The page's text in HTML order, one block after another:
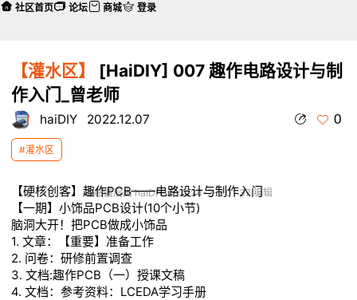
【灌水区】
[HaiDIY] 007 趣作电路设计与制
作入门_曾老师
haiDIY 2022.12.07 0
#灌水区
本帖最后由 haiDIY 于 2024-2-2 01:37 编辑
【硬核创客】趣作PCB——电路设计与制作入门
【一期】小饰品PCB设计(10个小节)
脑洞大开！把PCB做成小饰品
1.文章：【重要】准备工作
2. 问卷：研修前置调查
3. 文档:趣作PCB（一）授课文稿
4. 文档：参考资料：LCEDA学习手册
社区首页 论坛 商城 登录